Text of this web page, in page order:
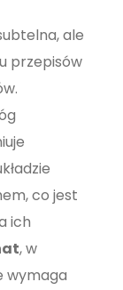
ale
przepisów
co jest
ich
, w
wymaga